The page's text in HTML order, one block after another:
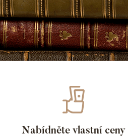
Nabídněte vlastní ceny